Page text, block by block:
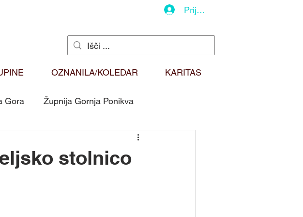
Prijava
OZNANILA/KOLEDAR KARITAS
Gora Župnija Gornja Ponikva
Duhovna misel
stolnico